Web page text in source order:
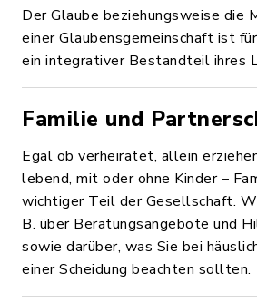
Der Glaube beziehungsweise die
einer Glaubensgemeinschaft ist
ein integrativer Bestandteil ihres
Familie und
Egal ob verheiratet, allein
lebend, mit oder ohne Kinder –
wichtiger Teil der Gesellschaft.
B. über Beratungsangebote und
sowie darüber, was Sie bei
einer Scheidung beachten sollten.